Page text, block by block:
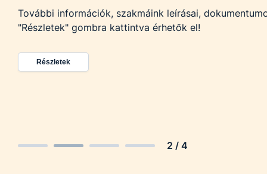
További információk, szakmáink leírásai,
"Részletek" gombra kattintva érhetők el!
Részletek
2 / 4